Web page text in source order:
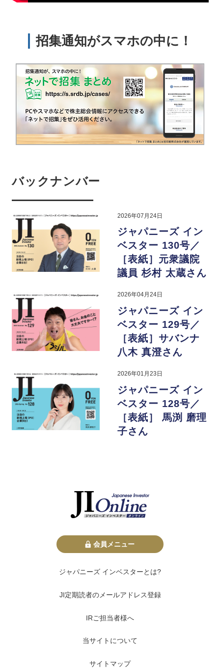
招集通知がスマホの中に！
バックナンバー
2026年07月24日
ジャパニーズ イン
ベスター 130号／
［表紙］元衆議院
議員 杉村 太蔵さん
2026年04月24日
ジャパニーズ イン
ベスター 129号／
［表紙］サバンナ
八木 真澄さん
2026年01月23日
ジャパニーズ イン
ベスター 128号／
［表紙］ 馬渕 磨理
子さん
会員メニュー
ジャパニーズ インベスターとは?
JI定期読者のメールアドレス登録
IRご担当者様へ
当サイトについて
サイトマップ